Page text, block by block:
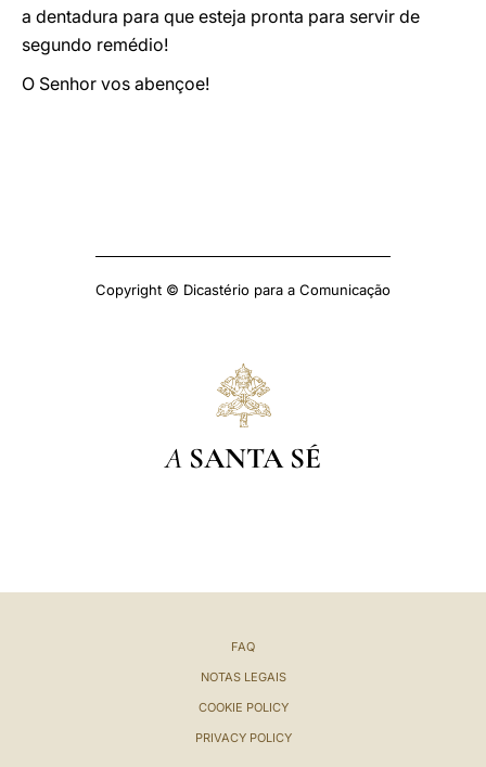
a dentadura para que esteja pronta para servir de
segundo remédio!
O Senhor vos abençoe!
Copyright © Dicastério para a Comunicação
A SANTA SÉ
FAQ
NOTAS LEGAIS
COOKIE POLICY
PRIVACY POLICY